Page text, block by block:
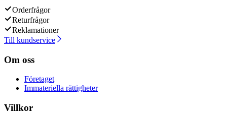
Orderfrågor
Returfrågor
Reklamationer
Till kundservice
Om oss
Företaget
Immateriella rättigheter
Villkor